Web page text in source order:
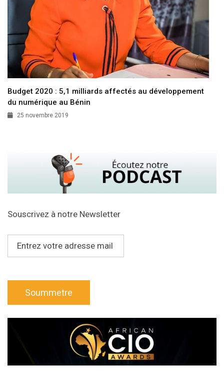
Budget 2020 : 5,1 milliards affectés au développement
du numérique au Bénin
25 novembre 2019
Souscrivez à notre Newsletter